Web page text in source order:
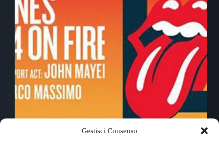
Gestisci Consenso